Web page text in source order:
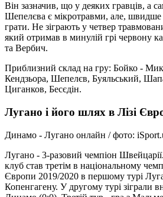
Він зазначив, що у деяких гравців, а
Шепелєва є мікротравми, але, швидше
грати. Не зіграють у четвер
який отримав в минулій грі червону
та Вербич.
Приблизний склад на гру: Бойко -
Кендзьора, Шепелєв, Буяльський,
Циганков, Бесєдін.
Лугано і його шлях в Лізі
Динамо - Лугано онлайн / фото:
Лугано - 3-разовий чемпіон
клуб став третім в національному
Європи 2019/2020 в першому турі
Копенгагену. У другому турі зіграли